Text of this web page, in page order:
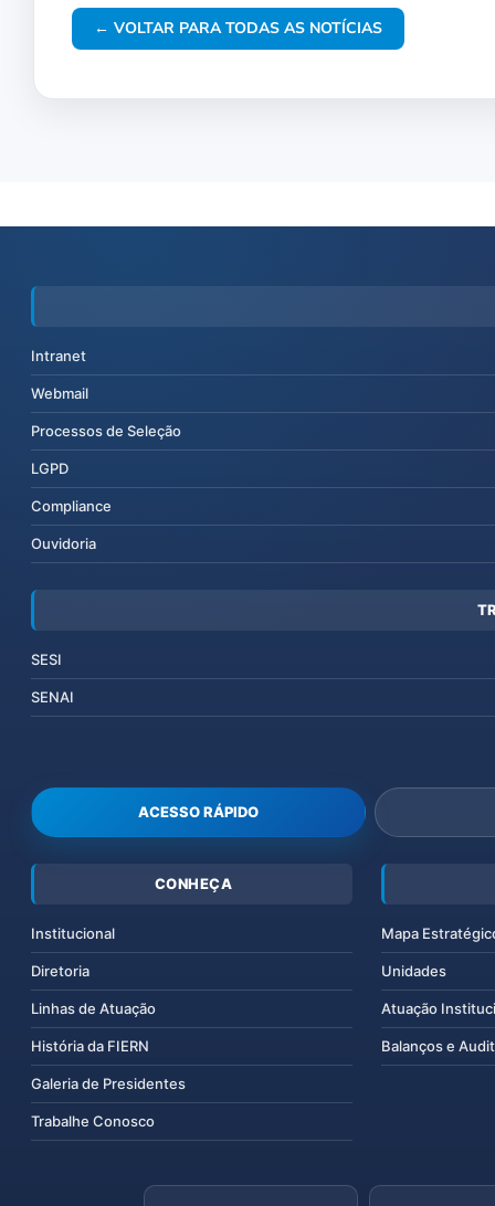
← VOLTAR PARA TODAS AS NOTÍCIAS
Intranet
Webmail
Processos de Seleção
LGPD
Compliance
Ouvidoria
SESI
SENAI
ACESSO RÁPIDO
CONHEÇA
Institucional
Diretoria
Linhas de Atuação
História da FIERN
Galeria de Presidentes
Trabalhe Conosco
Mapa
Unidades
Atuação
Balanços e